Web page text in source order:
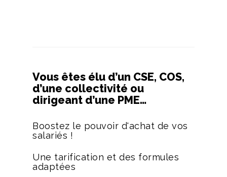
Vous êtes élu d’un CSE, COS,
d’une collectivité ou
dirigeant d’une PME…
Boostez le pouvoir d'achat de vos
salariés !
Une tarification et des formules
adaptées